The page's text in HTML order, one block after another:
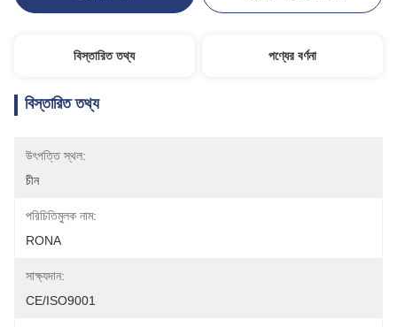
বিস্তারিত তথ্য পণ্যের বর্ণনা
বিস্তারিত তথ্য
উৎপত্তি স্থল:
চীন
পরিচিতিমুলক নাম:
RONA
সাক্ষ্যদান:
CE/ISO9001